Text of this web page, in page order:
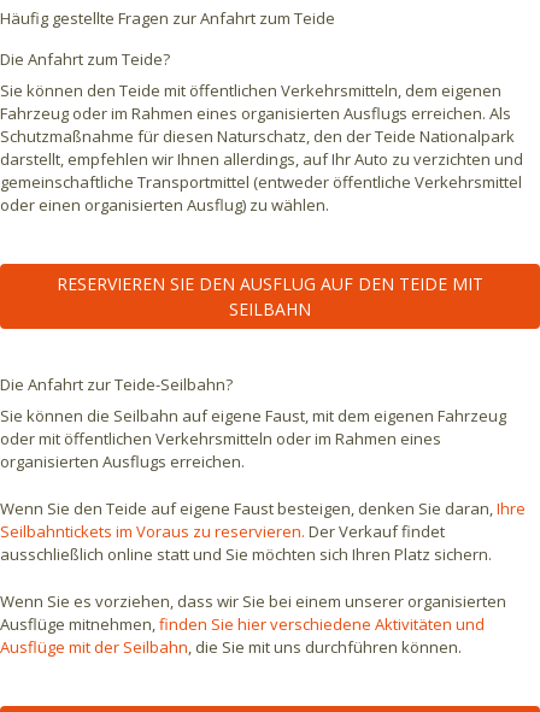
Häufig gestellte Fragen zur Anfahrt zum Teide
Die Anfahrt zum Teide?
Sie können den Teide mit öffentlichen Verkehrsmitteln, dem eigenen
Fahrzeug oder im Rahmen eines organisierten Ausflugs erreichen. Als
Schutzmaßnahme für diesen Naturschatz, den der Teide Nationalpark
darstellt, empfehlen wir Ihnen allerdings, auf Ihr Auto zu verzichten und
gemeinschaftliche Transportmittel (entweder öffentliche Verkehrsmittel
oder einen organisierten Ausflug) zu wählen.
RESERVIEREN SIE DEN AUSFLUG AUF DEN TEIDE MIT
SEILBAHN
Die Anfahrt zur Teide-Seilbahn?
Sie können die Seilbahn auf eigene Faust, mit dem eigenen Fahrzeug
oder mit öffentlichen Verkehrsmitteln oder im Rahmen eines
organisierten Ausflugs erreichen.
Wenn Sie den Teide auf eigene Faust besteigen, denken Sie daran, Ihre
Seilbahntickets im Voraus zu reservieren. Der Verkauf findet
ausschließlich online statt und Sie möchten sich Ihren Platz sichern.
Wenn Sie es vorziehen, dass wir Sie bei einem unserer organisierten
Ausflüge mitnehmen, finden Sie hier verschiedene Aktivitäten und
Ausflüge mit der Seilbahn , die Sie mit uns durchführen können.